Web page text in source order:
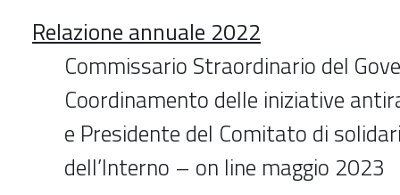
Relazione annuale 2022
Commissario Straordinario del
Coordinamento delle iniziative
e Presidente del Comitato di
dell’Interno – on line maggio 2023